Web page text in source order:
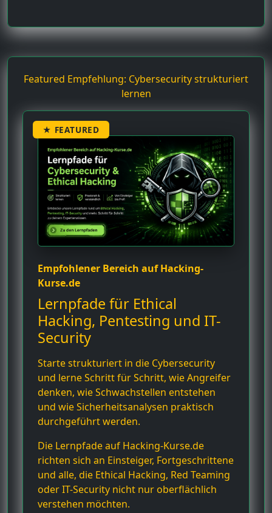
Featured Empfehlung: Cybersecurity strukturiert
lernen
★ FEATURED
Empfohlener Bereich auf Hacking-
Kurse.de
Lernpfade für Ethical
Hacking, Pentesting und IT-
Security
Starte strukturiert in die Cybersecurity
und lerne Schritt für Schritt, wie Angreifer
denken, wie Schwachstellen entstehen
und wie Sicherheitsanalysen praktisch
durchgeführt werden.
Die Lernpfade auf Hacking-Kurse.de
richten sich an Einsteiger, Fortgeschrittene
und alle, die Ethical Hacking, Red Teaming
oder IT-Security nicht nur oberflächlich
verstehen möchten.